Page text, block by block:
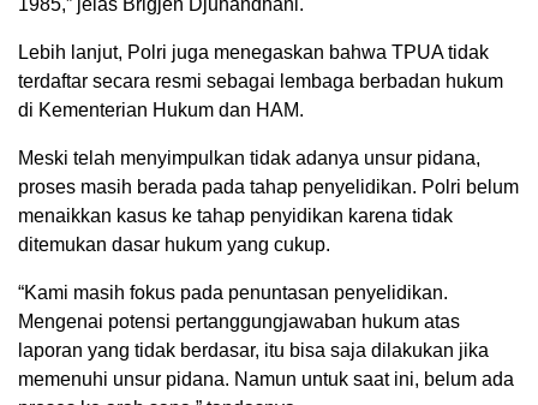
1985,” jelas Brigjen Djuhandhani.
Lebih lanjut, Polri juga menegaskan bahwa TPUA tidak
terdaftar secara resmi sebagai lembaga berbadan hukum
di Kementerian Hukum dan HAM.
Meski telah menyimpulkan tidak adanya unsur pidana,
proses masih berada pada tahap penyelidikan. Polri belum
menaikkan kasus ke tahap penyidikan karena tidak
ditemukan dasar hukum yang cukup.
“Kami masih fokus pada penuntasan penyelidikan.
Mengenai potensi pertanggungjawaban hukum atas
laporan yang tidak berdasar, itu bisa saja dilakukan jika
memenuhi unsur pidana. Namun untuk saat ini, belum ada